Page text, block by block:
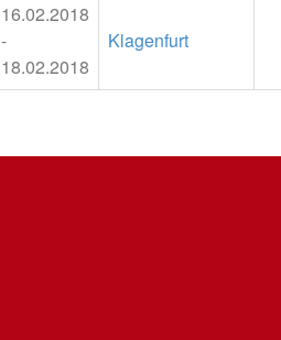
16.02.2018
-
18.02.2018
Klagenfurt